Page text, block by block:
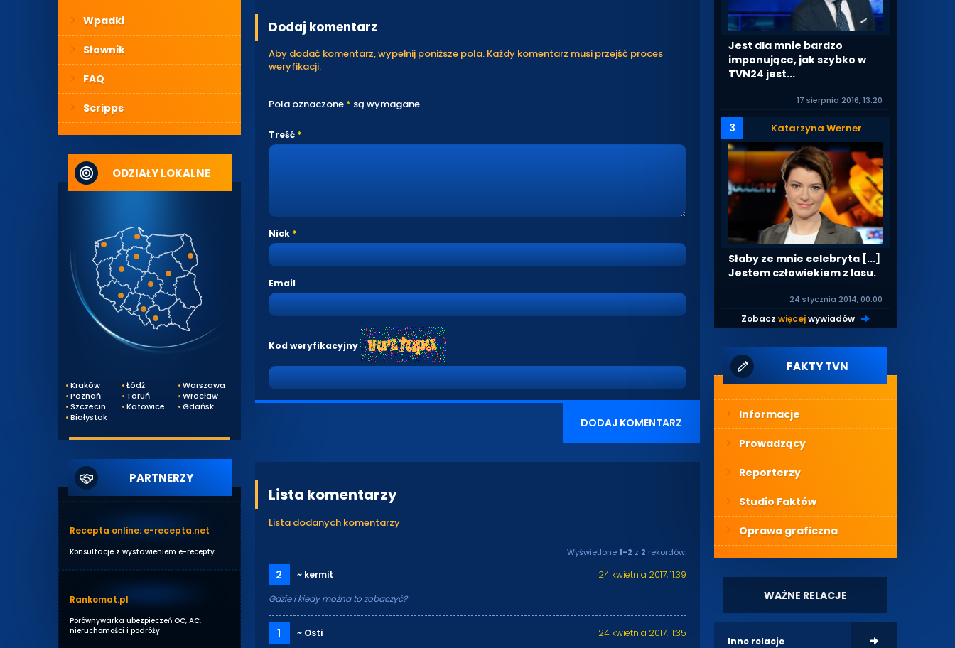
Wpadki
Słownik
FAQ
Scripps
ODZIAŁY LOKALNE
Kraków Łódź
Warszawa
Poznań
Toruń
Wrocław
Szczecin
Katowice
Gdańsk
Białystok
PARTNERZY
Recepta online: e-recepta.net
Konsultacje z wystawieniem e-recepty
Rankomat.pl
Porównywarka ubezpieczeń OC, AC,
nieruchomości i podróży
Dodaj komentarz
Aby dodać komentarz, wypełnij poniższe pola. Każdy komentarz musi przejść proces
weryfikacji.
Pola oznaczone * są wymagane.
Treść
Nick
Email
Kod weryfikacyjny
DODAJ KOMENTARZ
Lista komentarzy
Lista dodanych komentarzy
Wyświetlone 1-2 z 2 rekordów.
2 ~ kermit
24 kwietnia 2017, 11:39
Gdzie i kiedy można to zobaczyć?
1 ~ Osti
24 kwietnia 2017, 11:35
Jest dla mnie bardzo
imponujące, jak szybko w
TVN24 jest...
17 sierpnia 2016, 13:20
3 Katarzyna Werner
Słaby ze mnie celebryta [...]
Jestem człowiekiem z lasu.
24 stycznia 2014, 00:00
Zobaczwięcejwywiadów |
FAKTY TVN
Informacje
Prowadzący
Reporterzy
Studio Faktów
Oprawa graficzna
WAŻNE RELACJE
Inne relacje